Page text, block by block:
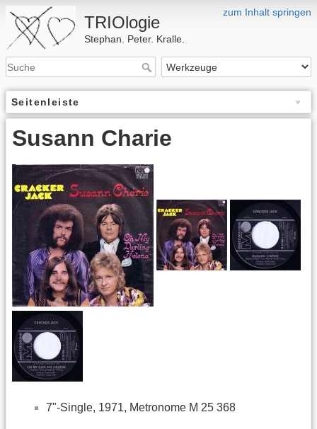
zum Inhalt springen
TRIOlogie
Stephan. Peter. Kralle.
Seitenleiste
Susann Charie
7"-Single, 1971, Metronome M 25 368